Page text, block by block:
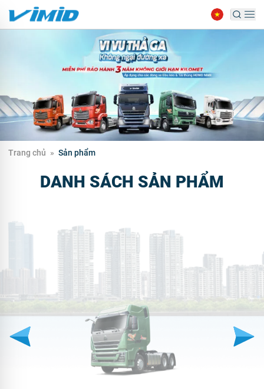
Trang chủ » Sản phẩm
DANH SÁCH SẢN PHẨM